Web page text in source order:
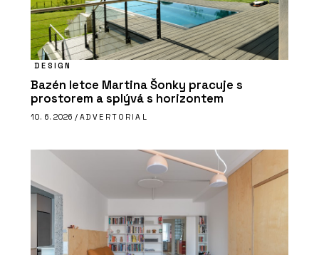
DESIGN
Bazén letce Martina Šonky pracuje s
prostorem a splývá s horizontem
10. 6. 2026 / ADVERTORIAL